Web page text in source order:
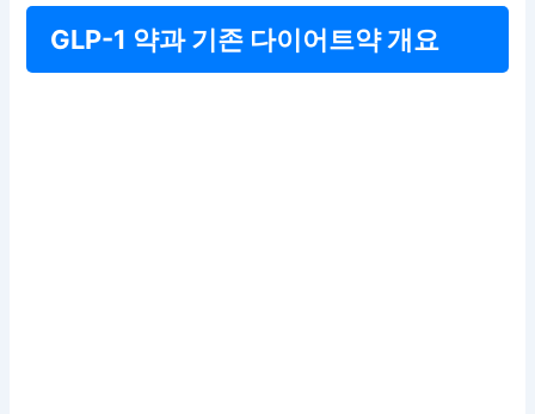
GLP-1 약과 기존 다이어트약 개요